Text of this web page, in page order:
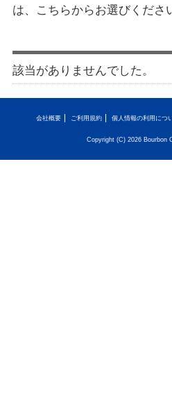
は、こちらからお選びくださ
該当がありませんでした。
会社概要 ご利用規約 個人情報の利用につ
Copyright (C) 2026 Bourbon